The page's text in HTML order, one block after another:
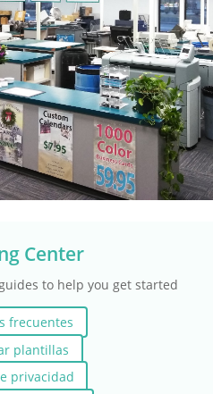
Center
to help you get started
frecuentes
plantillas
privacidad